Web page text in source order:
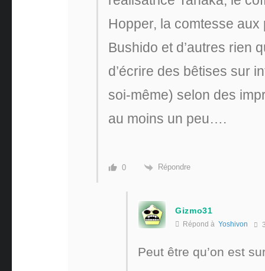
Hopper, la comtesse aux
Bushido et d’autres rien
d’écrire des bêtises sur
soi-même) selon des
au moins un peu….
0 Répondre
Gizmo31
Répond à Yoshivon
Peut être qu’on est